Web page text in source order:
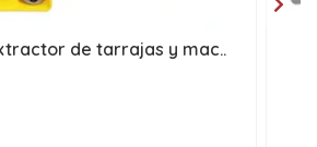
de tarrajas y mac..